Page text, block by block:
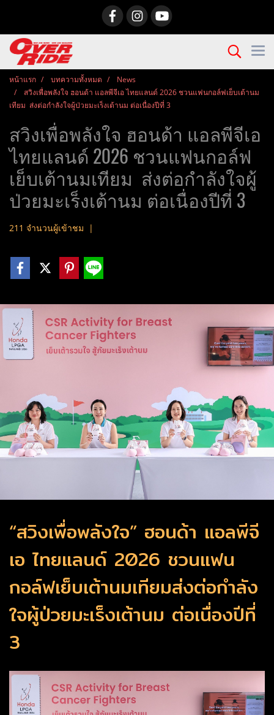
หน้าแรก บทความทั้งหมด
News
สวิงเพื่อพลังใจ ฮอนด้า แอลพีจีเอ ไทยแลนด์ 2026 ชวนแฟนกอล์ฟเย็บเต้านม
เทียม ส่งต่อกำลังใจผู้ป่วยมะเร็งเต้านม ต่อเนื่องปีที่ 3
สวิงเพื่อพลังใจ ฮอนด้า แอลพีจีเอ
ไทยแลนด์ 2026 ชวนแฟนกอล์ฟ
เย็บเต้านมเทียม ส่งต่อกำลังใจผู้
ป่วยมะเร็งเต้านม ต่อเนื่องปีที่ 3
211 จำนวนผู้เข้าชม |
“สวิงเพื่อพลังใจ” ฮอนด้า แอลพีจี
เอ ไทยแลนด์ 2026 ชวนแฟน
กอล์ฟเย็บเต้านมเทียมส่งต่อกำลัง
ใจผู้ป่วยมะเร็งเต้านม ต่อเนื่องปีที่
3